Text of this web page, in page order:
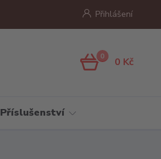
Přihlášení
0 0 Kč
Příslušenství